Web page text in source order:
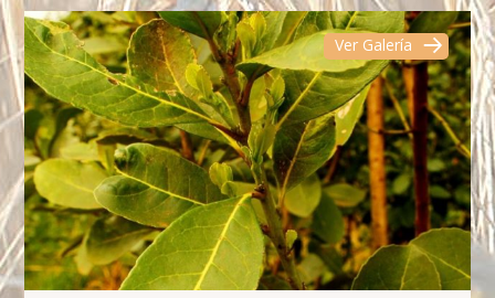
Ver Galería